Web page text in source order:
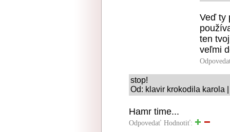
Veď ty
ten
veľmi
stop!
Od: klavir krokodila karola
Hamr time...
Odpovedať Hodnotiť: